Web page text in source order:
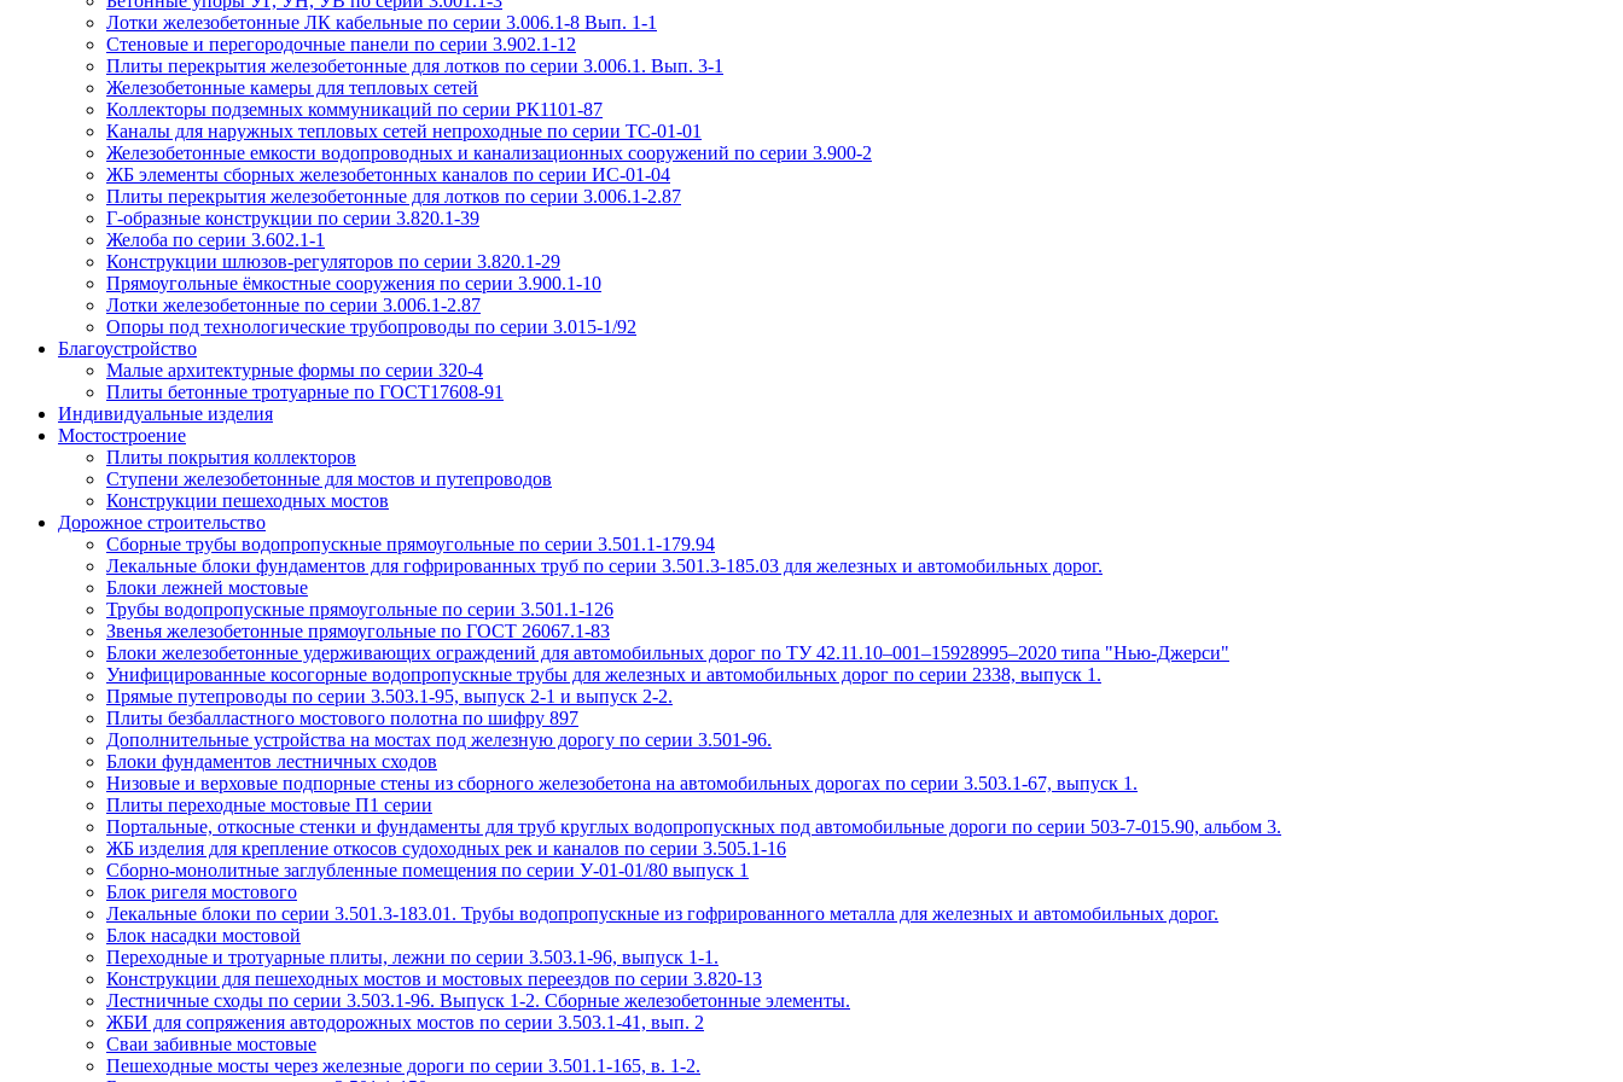
Лотки железобетонные ЛК кабельные по серии 3.006.1-8 Вып. 1-1
Стеновые и перегородочные панели по серии 3.902.1-12
Плиты перекрытия железобетонные для лотков по серии 3.006.1. Вып. 3-1
Железобетонные камеры для тепловых сетей
Коллекторы подземных коммуникаций по серии РК1101-87
Каналы для наружных тепловых сетей непроходные по серии ТС-01-01
Железобетонные емкости водопроводных и канализационных сооружений по серии 3.900-2
ЖБ элементы сборных железобетонных каналов по серии ИС-01-04
Плиты перекрытия железобетонные для лотков по серии 3.006.1-2.87
Г-образные конструкции по серии 3.820.1-39
Желоба по серии 3.602.1-1
Конструкции шлюзов-регуляторов по серии 3.820.1-29
Прямоугольные ёмкостные сооружения по серии 3.900.1-10
Лотки железобетонные по серии 3.006.1-2.87
Опоры под технологические трубопроводы по серии 3.015-1/92
Благоустройство
Малые архитектурные формы по серии 320-4
Плиты бетонные тротуарные по ГОСТ17608-91
Индивидуальные изделия
Мостостроение
Плиты покрытия коллекторов
Ступени железобетонные для мостов и путепроводов
Конструкции пешеходных мостов
Дорожное строительство
Сборные трубы водопропускные прямоугольные по серии 3.501.1-179.94
Лекальные блоки фундаментов для гофрированных труб по серии 3.501.3-185.03 для железных и автомобильных дорог.
Блоки лежней мостовые
Трубы водопропускные прямоугольные по серии 3.501.1-126
Звенья железобетонные прямоугольные по ГОСТ 26067.1-83
Блоки железобетонные удерживающих ограждений для автомобильных дорог по ТУ 42.11.10–001–15928995–2020 типа "Нью-Джерси"
Унифицированные косогорные водопропускные трубы для железных и автомобильных дорог по серии 2338, выпуск 1.
Прямые путепроводы по серии 3.503.1-95, выпуск 2-1 и выпуск 2-2.
Плиты безбалластного мостового полотна по шифру 897
Дополнительные устройства на мостах под железную дорогу по серии 3.501-96.
Блоки фундаментов лестничных сходов
Низовые и верховые подпорные стены из сборного железобетона на автомобильных дорогах по серии 3.503.1-67, выпуск 1.
Плиты переходные мостовые П1 серии
Портальные, откосные стенки и фундаменты для труб круглых водопропускных под автомобильные дороги по серии 503-7-015.90, альбом 3.
ЖБ изделия для крепление откосов судоходных рек и каналов по серии 3.505.1-16
Сборно-монолитные заглубленные помещения по серии У-01-01/80 выпуск 1
Блок ригеля мостового
Лекальные блоки по серии 3.501.3-183.01. Трубы водопропускные из гофрированного металла для железных и автомобильных дорог.
Блок насадки мостовой
Переходные и тротуарные плиты, лежни по серии 3.503.1-96, выпуск 1-1.
Конструкции для пешеходных мостов и мостовых переездов по серии 3.820-13
Лестничные сходы по серии 3.503.1-96. Выпуск 1-2. Сборные железобетонные элементы.
ЖБИ для сопряжения автодорожных мостов по серии 3.503.1-41, вып. 2
Сваи забивные мостовые
Пешеходные мосты через железные дороги по серии 3.501.1-165, в. 1-2.